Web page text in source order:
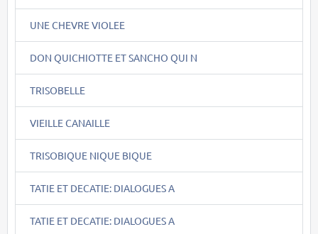
UNE CHEVRE VIOLEE
DON QUICHIOTTE ET SANCHO QUI N
TRISOBELLE
VIEILLE CANAILLE
TRISOBIQUE NIQUE BIQUE
TATIE ET DECATIE: DIALOGUES A
TATIE ET DECATIE: DIALOGUES A